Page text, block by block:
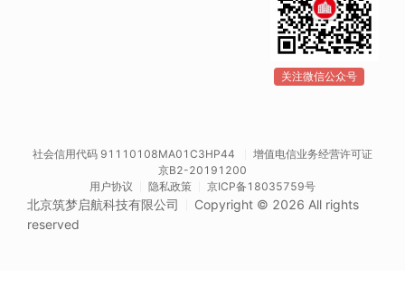
关注微信公众号
社会信用代码 91110108MA01C3HP44
增值电信业务经营许可证
京B2-20191200
用户协议
隐私政策 京ICP备18035759号
北京筑梦启航科技有限公司
Copyright © 2026 All rights
reserved